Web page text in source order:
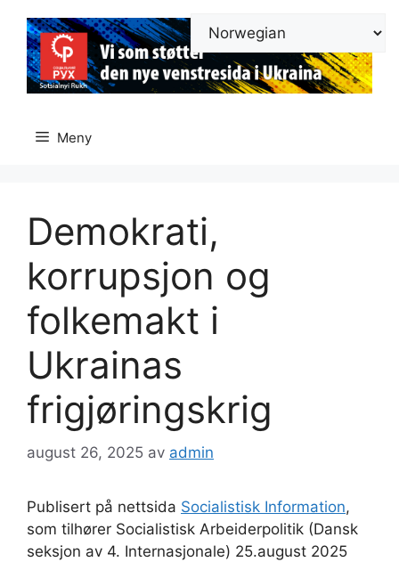
innhold
Meny
Demokrati,
korrupsjon og
folkemakt i
Ukrainas
frigjøringskrig
august 26, 2025 av admin
Publisert på nettsida Socialistisk Information,
som tilhører Socialistisk Arbeiderpolitik (Dansk
seksjon av 4. Internasjonale) 25.august 2025